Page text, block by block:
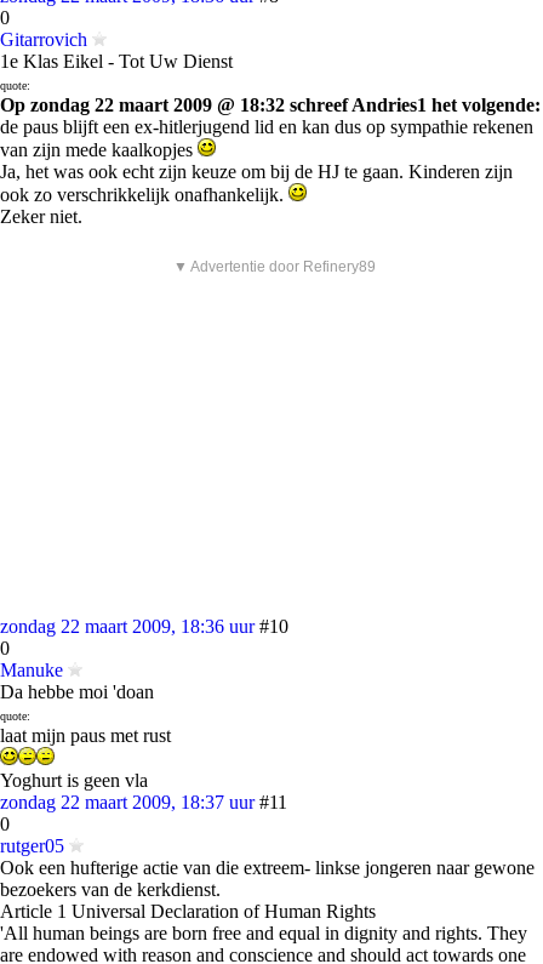
0
Gitarrovich
1e Klas Eikel - Tot Uw Dienst
quote:
Op zondag 22 maart 2009 @ 18:32 schreef Andries1 het volgende:
de paus blijft een ex-hitlerjugend lid en kan dus op sympathie rekenen
van zijn mede kaalkopjes
Ja, het was ook echt zijn keuze om bij de HJ te gaan. Kinderen zijn
ook zo verschrikkelijk onafhankelijk.
Zeker niet.
▼ Advertentie door Refinery89
zondag 22 maart 2009, 18:36 uur #10
0
Manuke
Da hebbe moi 'doan
quote:
laat mijn paus met rust
Yoghurt is geen vla
zondag 22 maart 2009, 18:37 uur #11
0
rutger05
Ook een hufterige actie van die extreem- linkse jongeren naar gewone
bezoekers van de kerkdienst.
Article 1 Universal Declaration of Human Rights
'All human beings are born free and equal in dignity and rights. They
are endowed with reason and conscience and should act towards one